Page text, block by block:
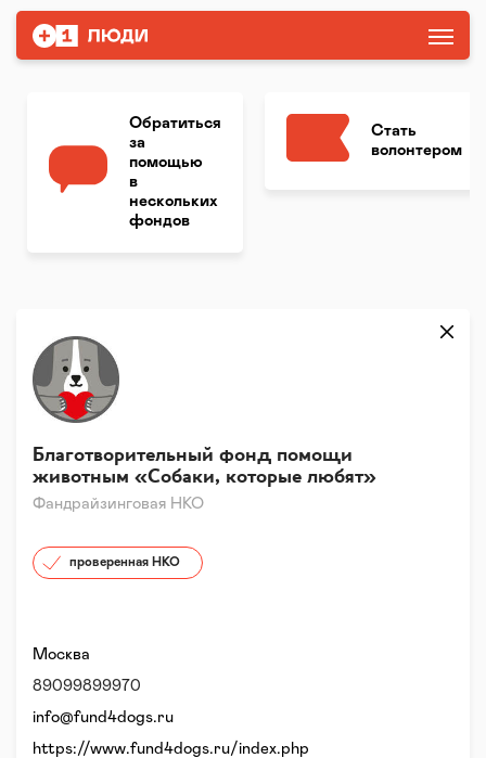
Обратиться
за
помощью
в
нескольких
фондов
Стать
волонтером
Фандрайзинговая НКО
Благотворительный фонд помощи
животным «Собаки, которые любят»
проверенная НКО
Москва
89099899970
info@fund4dogs.ru
https://www.fund4dogs.ru/index.php